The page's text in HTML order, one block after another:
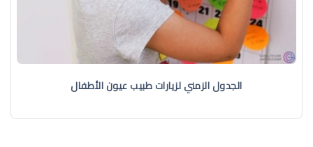
الجدول الزمني لزيارات طبيب عيون الأطفال